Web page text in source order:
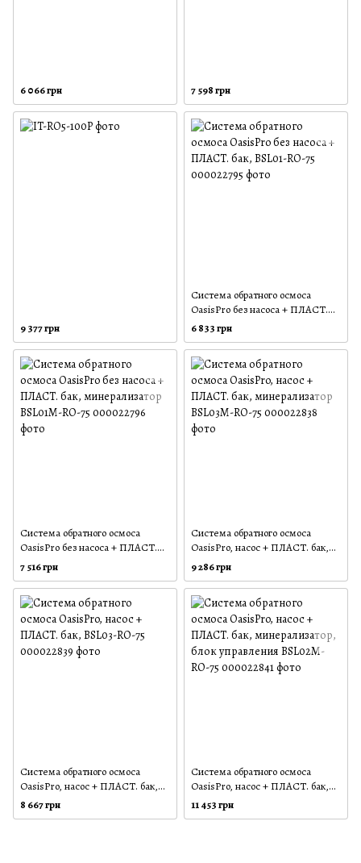
6 066 грн 7 598 грн
9 377 грн
Система обратного осмоса
OasisPro без насоса + ПЛАСТ.
бак, BSL01-RO-75
6 833 грн
Система обратного осмоса
OasisPro без насоса + ПЛАСТ.
бак, минерализатор BSL01M-RO-
7 516 грн
Система обратного осмоса
OasisPro, насос + ПЛАСТ. бак,
минерализатор BSL03M-RO-75
9 286 грн
Система обратного осмоса
OasisPro, насос + ПЛАСТ. бак,
BSL03-RO-75
8 667 грн
Система обратного осмоса
OasisPro, насос + ПЛАСТ. бак,
минерализатор, блок управления
BSL02M-RO-75
11 453 грн